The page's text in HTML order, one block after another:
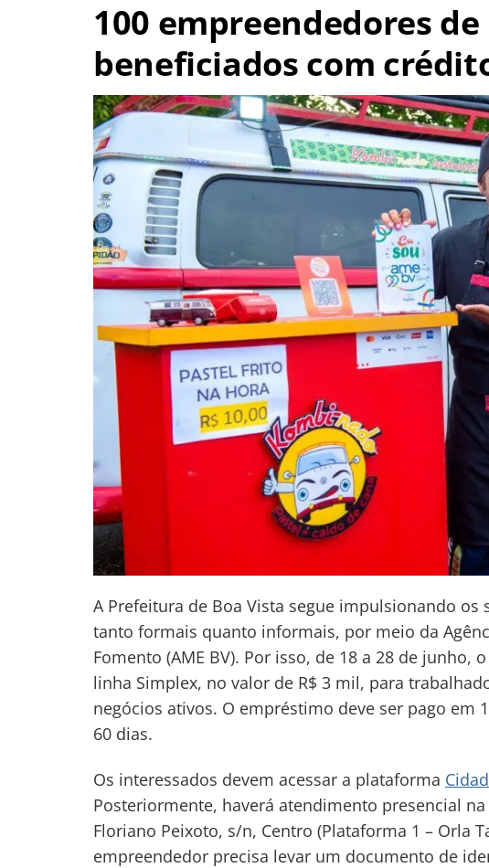
100 empreendedores
beneficiados com
A Prefeitura de Boa Vista segue impulsionando
tanto formais quanto informais, por meio da
Fomento (AME BV). Por isso, de 18 a 28 de
linha Simplex, no valor de R$ 3 mil, para
negócios ativos. O empréstimo deve ser pago em
60 dias.
Os interessados devem acessar a plataforma
Posteriormente, haverá atendimento presencial
Floriano Peixoto, s/n, Centro (Plataforma 1 – Orla
empreendedor precisa levar um documento de
Navegação